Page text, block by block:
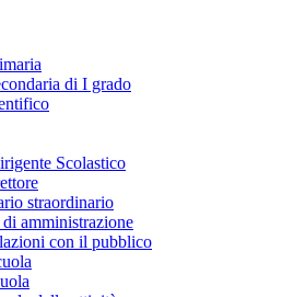
di I grado
Scolastico
straordinario
amministrazione
con il pubblico